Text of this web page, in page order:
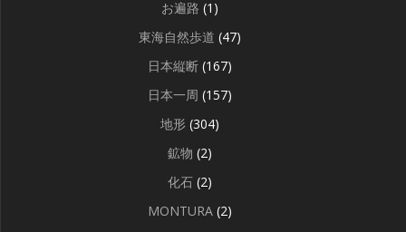
お遍路 (1)
東海自然歩道 (47)
日本縦断 (167)
日本一周 (157)
地形 (304)
鉱物 (2)
化石 (2)
MONTURA (2)